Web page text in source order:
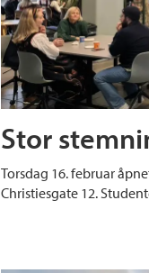
Stor
Torsdag 16. februar
Christiesgate 12.